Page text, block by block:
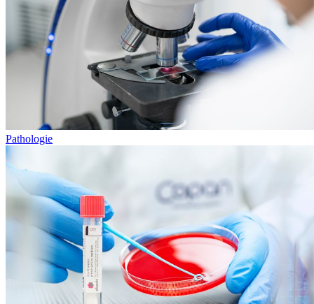
Pathologie